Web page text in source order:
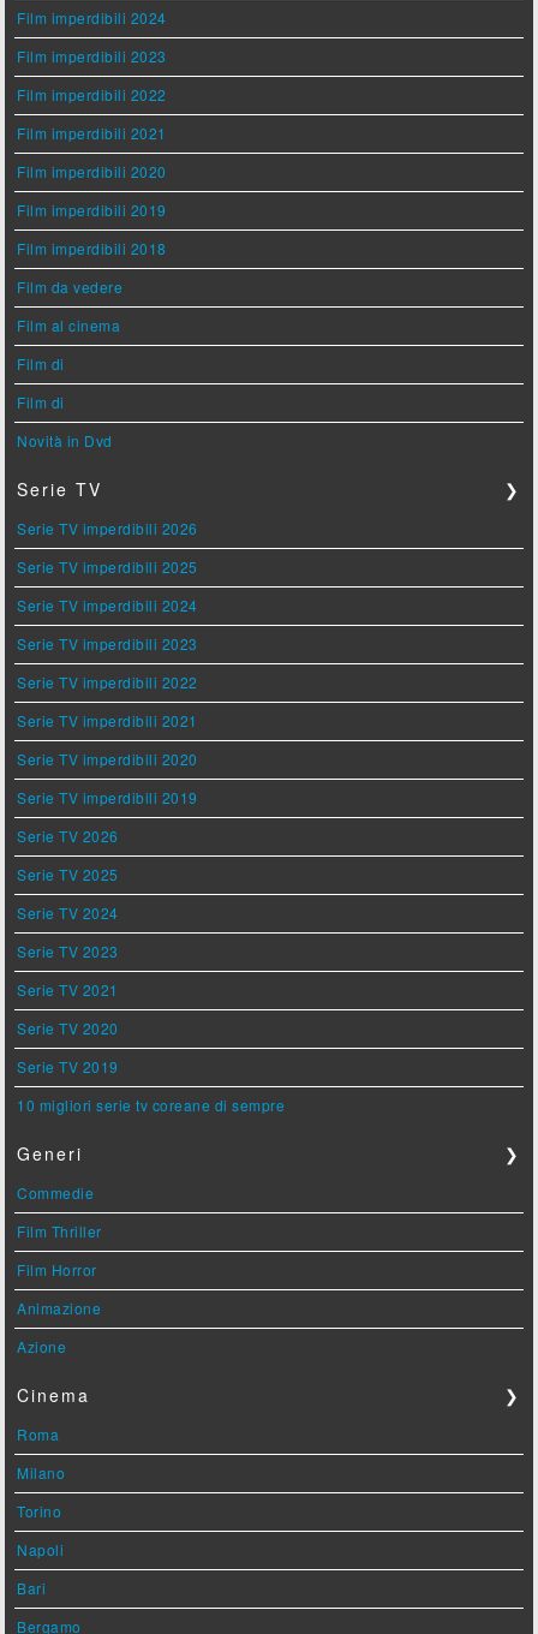
Film imperdibili 2024
Film imperdibili 2023
Film imperdibili 2022
Film imperdibili 2021
Film imperdibili 2020
Film imperdibili 2019
Film imperdibili 2018
Film da vedere
Film al cinema
Film di
Film di
Novità in Dvd
Serie TV ❯
Serie TV imperdibili 2026
Serie TV imperdibili 2025
Serie TV imperdibili 2024
Serie TV imperdibili 2023
Serie TV imperdibili 2022
Serie TV imperdibili 2021
Serie TV imperdibili 2020
Serie TV imperdibili 2019
Serie TV 2026
Serie TV 2025
Serie TV 2024
Serie TV 2023
Serie TV 2021
Serie TV 2020
Serie TV 2019
10 migliori serie tv coreane di sempre
Generi ❯
Commedie
Film Thriller
Film Horror
Animazione
Azione
Cinema ❯
Roma
Milano
Torino
Napoli
Bari
Bergamo